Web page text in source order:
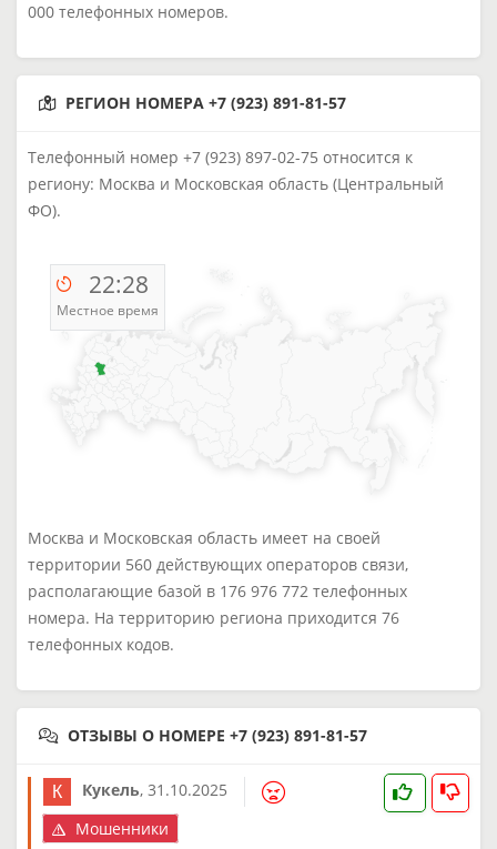
000 телефонных номеров.
РЕГИОН НОМЕРА +7 (923) 891-81-57
Телефонный номер +7 (923) 897-02-75 относится к
региону: Москва и Московская область (Центральный
ФО).
22:28
Местное время
Москва и Московская область имеет на своей
территории 560 действующих операторов связи,
располагающие базой в 176 976 772 телефонных
номера. На территорию региона приходится 76
телефонных кодов.
ОТЗЫВЫ О НОМЕРЕ +7 (923) 891-81-57
Кукель, 31.10.2025
Мошенники